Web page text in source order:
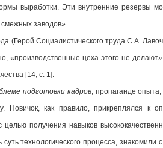
выработки. Эти внутренние резервы
заводов».
(Герой Социалистического труда С.А.
«производственные цеха этого не
[14, c. 1].
подготовки кадров, пропаганде
Новичок, как правило, прикреплялся
целью получения навыков
суть технологического процесса,